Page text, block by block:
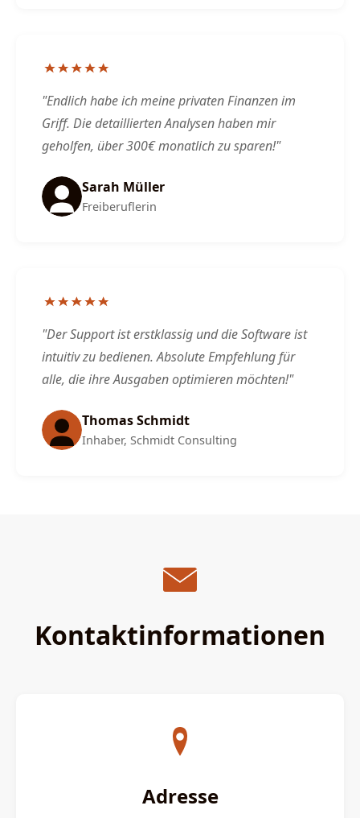
"Endlich habe ich meine privaten Finanzen im
Griff. Die detaillierten Analysen haben mir
geholfen, über 300€ monatlich zu sparen!"
Sarah Müller
Freiberuflerin
"Der Support ist erstklassig und die Software ist
intuitiv zu bedienen. Absolute Empfehlung für
alle, die ihre Ausgaben optimieren möchten!"
Thomas Schmidt
Inhaber, Schmidt Consulting
Kontaktinformationen
Adresse